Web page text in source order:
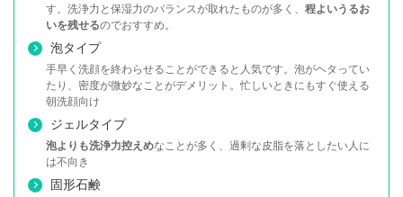
す。洗浄力と保湿力のバランスが取れたものが多く、 程よいうるお
いを残せるのでおすすめ。
泡タイプ
手早く洗顔を終わらせることができると人気です。泡がヘタってい
たり、密度が微妙なことがデメリット。忙しいときにもすぐ使える
朝洗顔向け
ジェルタイプ
泡よりも洗浄力控えめなことが多く、過剰な皮脂を落としたい人に
は不向き
固形石鹸